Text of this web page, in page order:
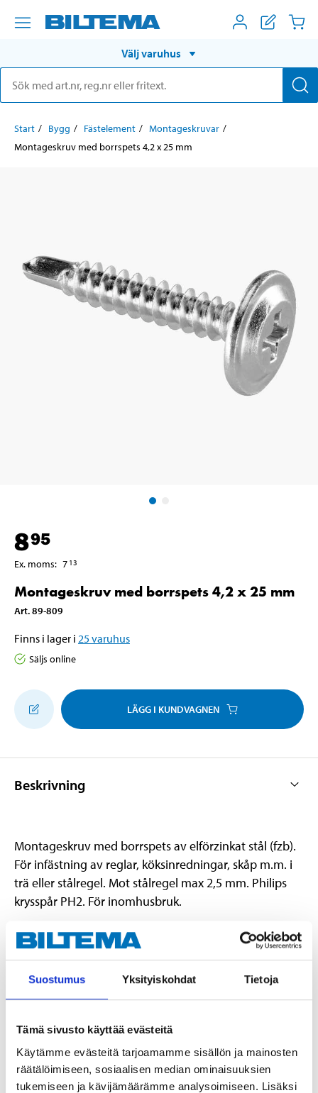
Suostumus Yksityiskohdat Tietoja
Tämä sivusto käyttää evästeitä
Käytämme evästeitä tarjoamamme sisällön ja mainosten
räätälöimiseen, sosiaalisen median ominaisuuksien
tukemiseen ja kävijämäärämme analysoimiseen. Lisäksi
Välj varuhus
Start Bygg Fästelement
Montageskruvar
Montageskruv med borrspets 4,2 x 25 mm
895
Ex. moms: 7 13
Montageskruv med borrspets 4,2 x 25 mm
Art.89-809
Finns i lager i 25varuhus
Säljs online
LÄGG I KUNDVAGNEN
Beskrivning
Montageskruv med borrspets av elförzinkat stål (fzb).
För infästning av reglar, köksinredningar, skåp m.m. i
trä eller stålregel. Mot stålregel max 2,5 mm. Philips
krysspår PH2. För inomhusbruk.
Teknisk specifikation
Diameter
4,2 mm
Antal
250 st.